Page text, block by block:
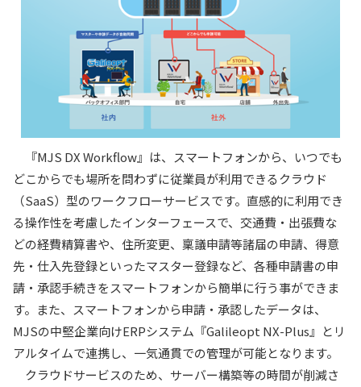
『MJS DX Workflow』は、スマートフォンから、いつでも
どこからでも場所を問わずに従業員が利用できるクラウド
（SaaS）型のワークフローサービスです。直感的に利用でき
る操作性を考慮したインターフェースで、交通費・出張費な
どの経費精算書や、住所変更、稟議申請等諸届の申請、得意
先・仕入先登録といったマスター登録など、各種申請書の申
請・承認手続きをスマートフォンから簡単に行う事ができま
す。また、スマートフォンから申請・承認したデータは、
MJSの中堅企業向けERPシステム『Galileopt NX-Plus』とリ
アルタイムで連携し、一気通貫での管理が可能となります。
クラウドサービスのため、サーバー構築等の時間が削減さ